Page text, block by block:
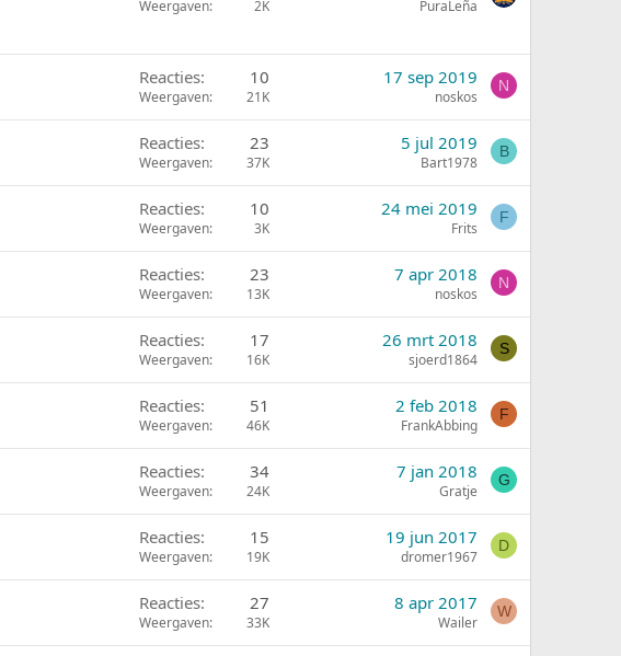
Weergaven 2K PuraLeña
Reacties 10
Weergaven 21K
17 sep 2019
noskos
N
Reacties 23
Weergaven 37K
5 jul 2019
Bart1978
B
Reacties 10
Weergaven 3K
24 mei 2019
Frits
F
Reacties 23
Weergaven 13K
7 apr 2018
noskos
N
Reacties 17
Weergaven 16K
26 mrt 2018
sjoerd1864
S
Reacties 51
Weergaven 46K
2 feb 2018
FrankAbbing
F
Reacties 34
Weergaven 24K
7 jan 2018
Gratje
G
Reacties 15
Weergaven 19K
19 jun 2017
dromer1967
D
Reacties 27
Weergaven 33K
8 apr 2017
Wailer
W